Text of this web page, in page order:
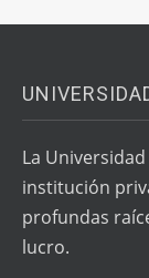
La
institución
profundas
lucro.